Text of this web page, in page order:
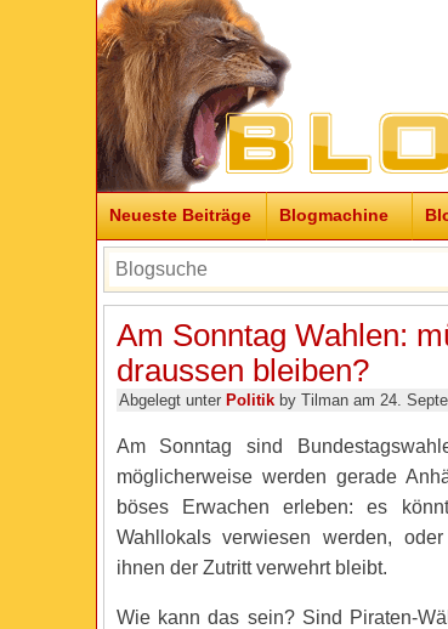
Neueste Beiträge Blogmachine
Am Sonntag Wahlen:
draussen bleiben?
Abgelegt unter Politikby Tilman am 24.
Am Sonntag sind
möglicherweise werden gerade
böses Erwachen erleben: es
Wahllokals verwiesen werden,
ihnen der Zutritt verwehrt bleibt.
Wie kann das sein? Sind Piraten-